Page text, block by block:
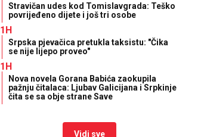
Stravičan udes kod Tomislavgrada: Teško
povrijeđeno dijete i još tri osobe
1H
Srpska pjevačica pretukla taksistu: "Čika
se nije lijepo proveo"
1H
Nova novela Gorana Babića zaokupila
pažnju čitalaca: Ljubav Galicijana i Srpkinje
čita se sa obje strane Save
Vidi sve